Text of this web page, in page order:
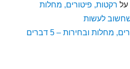
על רקטות, פיטורים, מחלות
רקטות, פיטורים, מחלות ובחירות – 5 דברים